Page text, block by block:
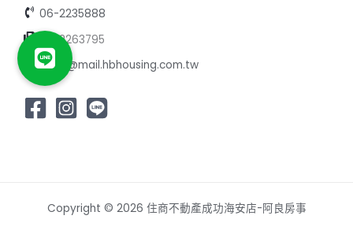
06-2235888
06-2263795
d063@mail.hbhousing.com.tw
Copyright © 2026 住商不動產成功海安店-阿良房事